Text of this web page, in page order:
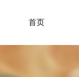
首页